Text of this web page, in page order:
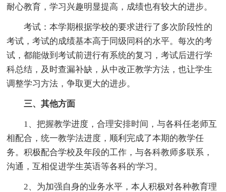
耐心教育，学习兴趣明显提高，成绩也有较大的进步。
考试：本学期根据学校的要求进行了多次阶段性的
考试，考试的成绩基本高于同级同科的水平。每次的考
试，都能做到考试前进行有系统的复习，考试后进行学
科总结，及时查漏补缺，从中改正教学方法，也让学生
调整学习方法，争取更大的进步。
三、其他方面
1、把握教学进度，合理安排时间，与各科任老师互
相配合，统一教学法进度，顺利完成了本期的教学任
务。积极配合学校及年段的工作，与各科教师多联系，
沟通，互相促进学生英语等各科的'学习。
2、为加强自身的业务水平，本人积极对各种教育理